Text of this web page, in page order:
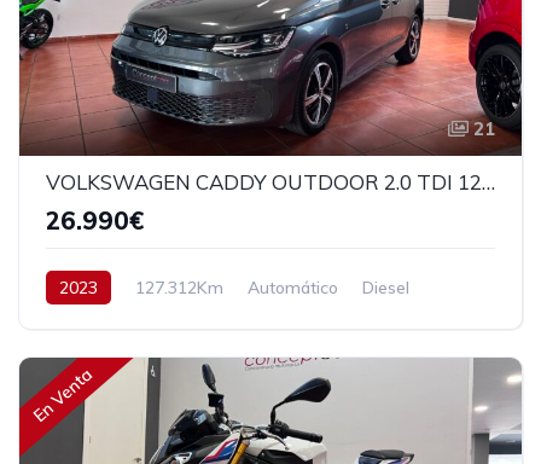
21
VOLKSWAGEN CADDY OUTDOOR 2.0 TDI 122CV
26.990€
2023 127.312Km Automático
Diesel
En Venta